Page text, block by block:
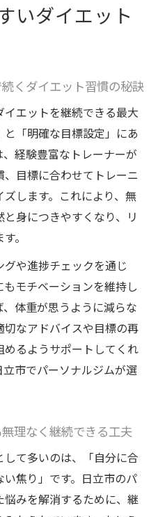
いダイエット
くダイエット習慣の秘訣
エットを継続できる最大
「明確な目標設定」にあ
経験豊富なトレーナーが
目標に合わせてトレーニ
します。これにより、無
身につきやすくなり、リ
。
や進捗チェックを通じ
モチベーションを維持し
体重が思うように減らな
なアドバイスや目標の再
るようサポートしてくれ
市でパーソナルジムが選
理なく継続できる工夫
て多いのは、「自分に合
焦り」です。日立市のパ
みを解消するために、継